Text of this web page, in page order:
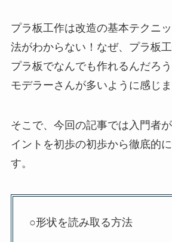
プラ板工作は改造の基本テクニ
法がわからない！なぜ、プラ板
プラ板でなんでも作れるんだろ
モデラーさんが多いように感じま
そこで、今回の記事では入門者
イントを初歩の初歩から徹底的
す。
○形状を読み取る方法